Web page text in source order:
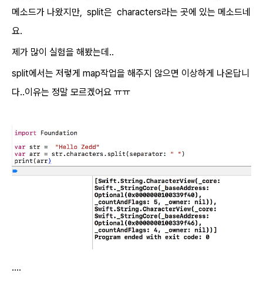
메소드가 나왔지만, split은 characters라는 곳에 있는 메소드네
요.
제가 많이 실험을 해봤는데..
split에서는 저렇게 map작업을 해주지 않으면 이상하게 나온답니
다..이유는 정말 모르겠어요 ㅠㅠ
....